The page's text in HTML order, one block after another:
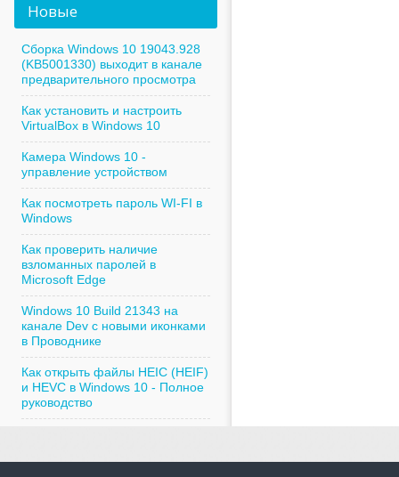
Новые
Сборка Windows 10 19043.928
(KB5001330) выходит в канале
предварительного просмотра
Как установить и настроить
VirtualBox в Windows 10
Камера Windows 10 -
управление устройством
Как посмотреть пароль WI-FI в
Windows
Как проверить наличие
взломанных паролей в
Microsoft Edge
Windows 10 Build 21343 на
канале Dev с новыми иконками
в Проводнике
Как открыть файлы HEIC (HEIF)
и HEVC в Windows 10 - Полное
руководство